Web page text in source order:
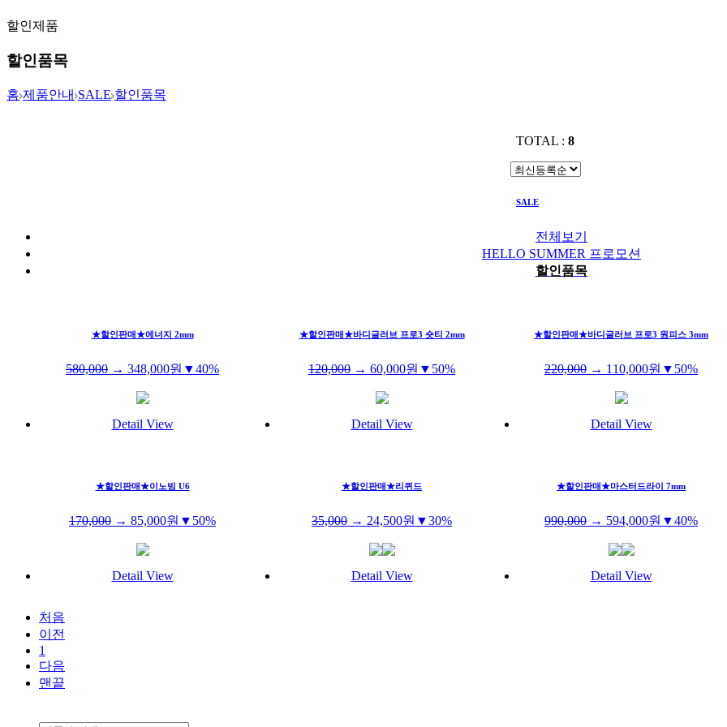
할인제품
할인품목
홈 제품안내 SALE 할인품목
TOTAL : 8
SALE
전체보기
HELLO SUMMER 프로모션
할인품목
★할인판매★에너지 2mm
580,000 → 348,000원 ▼40%
Detail View
★할인판매★바디글러브 프로3 숏티 2mm
120,000 → 60,000원 ▼50%
Detail View
★할인판매★바디글러브 프로3 원피스 3mm
220,000 → 110,000원 ▼50%
Detail View
★할인판매★이노빔 U6
170,000 → 85,000원 ▼50%
Detail View
★할인판매★리퀴드
35,000 → 24,500원 ▼30%
Detail View
★할인판매★마스터드라이 7mm
990,000 → 594,000원 ▼40%
Detail View
처음
이전
1
다음
맨끝